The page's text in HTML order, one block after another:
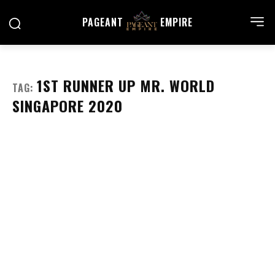
PAGEANT EMPIRE
TAG: 1ST RUNNER UP MR. WORLD
SINGAPORE 2020